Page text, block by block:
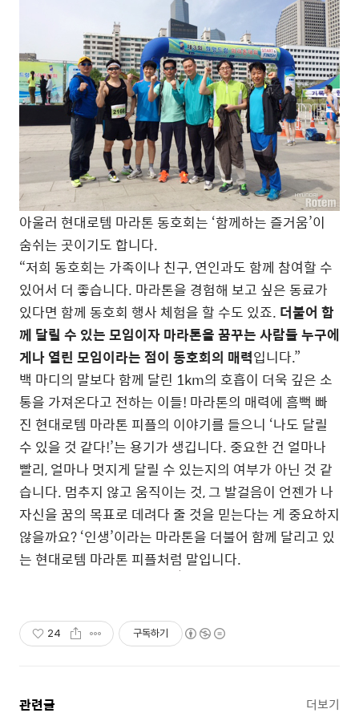
아울러 현대로템 마라톤 동호회는 ‘함께하는 즐거움’이
숨쉬는 곳이기도 합니다.
“저희 동호회는 가족이나 친구, 연인과도 함께 참여할 수
있어서 더 좋습니다. 마라톤을 경험해 보고 싶은 동료가
있다면 함께 동호회 행사 체험을 할 수도 있죠. 더불어 함
께 달릴 수 있는 모임이자 마라톤을 꿈꾸는 사람들 누구에
게나 열린 모임이라는 점이 동호회의 매력입니다.”
백 마디의 말보다 함께 달린 1km의 호흡이 더욱 깊은 소
통을 가져온다고 전하는 이들! 마라톤의 매력에 흠뻑 빠
진 현대로템 마라톤 피플의 이야기를 들으니 ‘나도 달릴
수 있을 것 같다!’는 용기가 생깁니다. 중요한 건 얼마나
빨리, 얼마나 멋지게 달릴 수 있는지의 여부가 아닌 것 같
습니다. 멈추지 않고 움직이는 것, 그 발걸음이 언젠가 나
자신을 꿈의 목표로 데려다 줄 것을 믿는다는 게 중요하지
않을까요? ‘인생’이라는 마라톤을 더불어 함께 달리고 있
는 현대로템 마라톤 피플처럼 말입니다.
24 구독하기
관련글 더보기